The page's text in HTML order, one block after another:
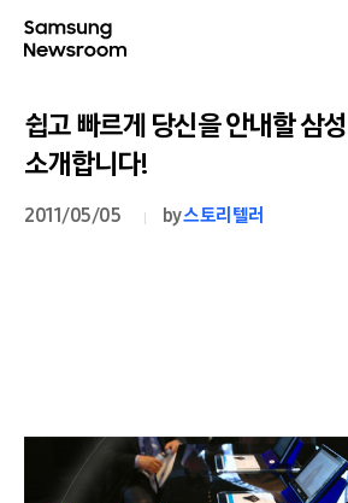
쉽고 빠르게 당신을 안내할 삼
소개합니다!
2011/05/05 by스토리텔러